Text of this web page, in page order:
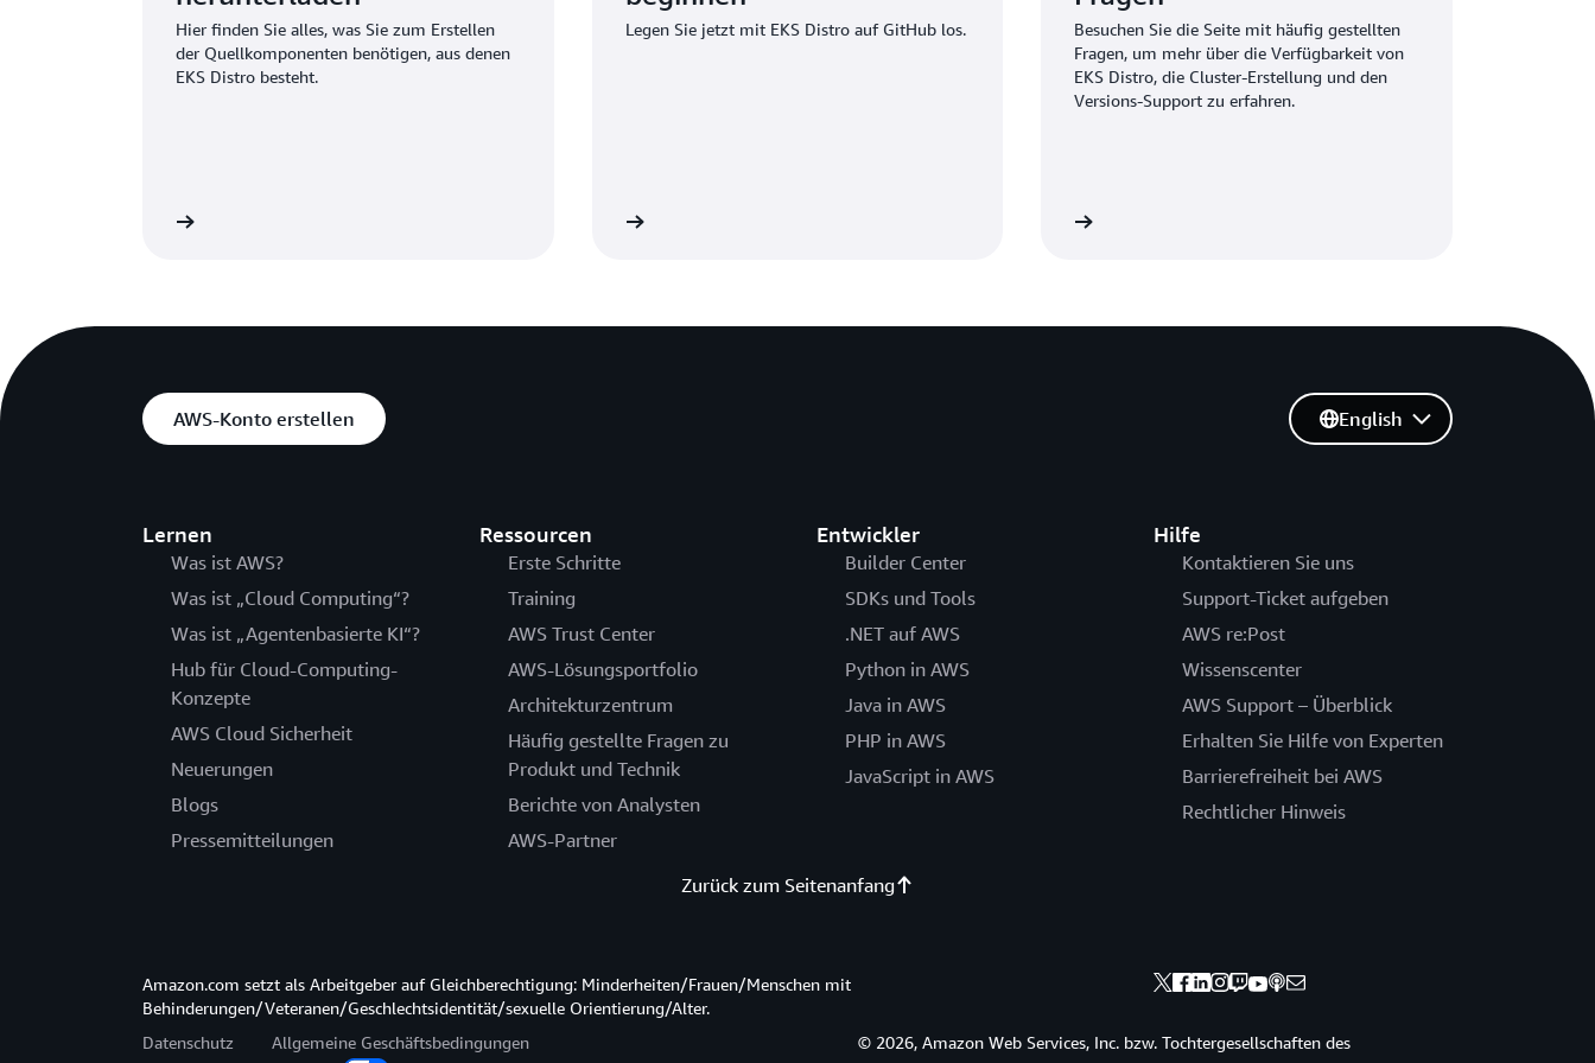
Hier finden Sie alles, was Sie zum Erstellen
der Quellkomponenten benötigen, aus denen
EKS Distro besteht.
Legen Sie jetzt mit EKS Distro auf GitHub los.
Besuchen Sie die Seite mit häufig gestellten
Fragen, um mehr über die Verfügbarkeit von
EKS Distro, die Cluster-Erstellung und den
Versions-Support zu erfahren.
AWS-Konto erstellen
Lernen
Was ist AWS?
Was ist „Cloud Computing“?
Was ist „Agentenbasierte KI“?
Hub für Cloud-Computing-
Konzepte
AWS Cloud Sicherheit
Neuerungen
Blogs
Pressemitteilungen
Ressourcen
Erste Schritte
Training
AWS Trust Center
AWS-Lösungsportfolio
Architekturzentrum
Häufig gestellte Fragen zu
Produkt und Technik
Berichte von Analysten
AWS-Partner
Entwickler
Builder Center
SDKs und Tools
.NET auf AWS
Python in AWS
Java in AWS
PHP in AWS
JavaScript in AWS
Hilfe
Kontaktieren Sie uns
Support-Ticket aufgeben
AWS re:Post
Wissenscenter
AWS Support – Überblick
Erhalten Sie Hilfe von Experten
Barrierefreiheit bei AWS
Rechtlicher Hinweis
English
Zurück zum Seitenanfang
Amazon.com setzt als Arbeitgeber auf Gleichberechtigung: Minderheiten/Frauen/Menschen mit
Behinderungen/Veteranen/Geschlechtsidentität/sexuelle Orientierung/Alter.
Datenschutz
Allgemeine Geschäftsbedingungen
© 2026, Amazon Web Services, Inc. bzw. Tochtergesellschaften des